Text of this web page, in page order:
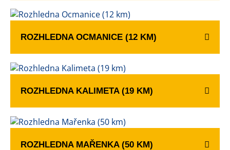
ROZHLEDNA OCMANICE (12 KM)
ROZHLEDNA KALIMETA (19 KM)
ROZHLEDNA MAŘENKA (50 KM)